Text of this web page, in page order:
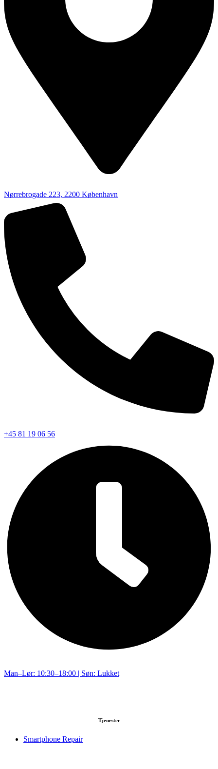
Nørrebrogade 223, 2200 København
+45 81 19 06 56
Man–Lør: 10:30–18:00 | Søn: Lukket
Tjenester
Smartphone Repair